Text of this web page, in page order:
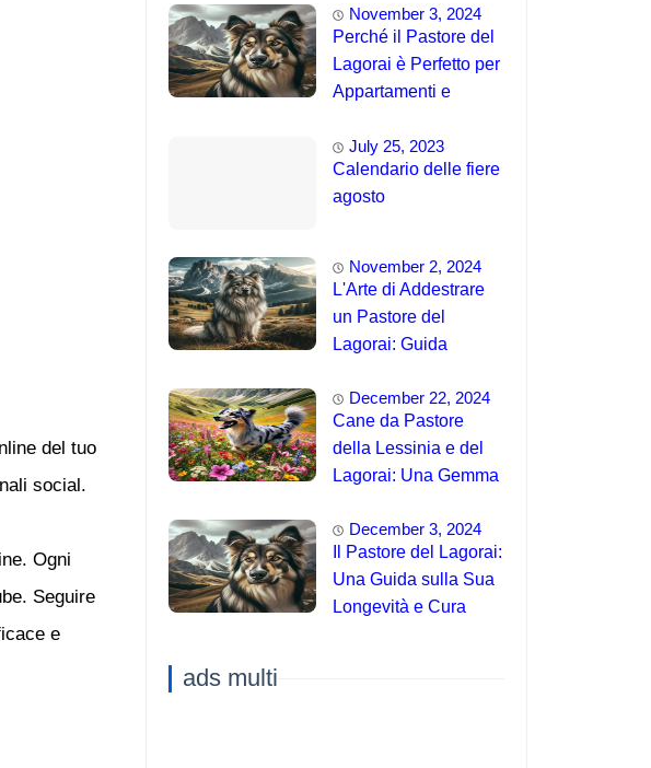
del tuo
social.
Ogni
Seguire
e
November 3, 2024
Perché il Pastore del
Lagorai è Perfetto per
Appartamenti e
July 25, 2023
Calendario delle fiere
agosto
November 2, 2024
L'Arte di Addestrare
un Pastore del
Lagorai: Guida
Principianti
December 22, 2024
Cane da Pastore
della Lessinia e del
Lagorai: Una Gemma
December 3, 2024
Il Pastore del Lagorai:
Una Guida sulla Sua
Longevità e Cura
ads multi